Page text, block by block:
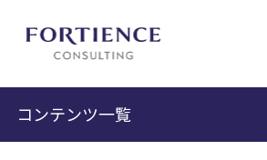
コンテンツ一覧